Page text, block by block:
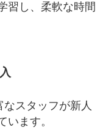
習し、柔軟な時間
スタッフが新人
います。